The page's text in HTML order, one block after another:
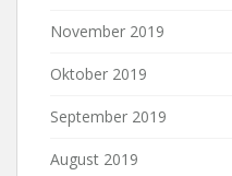
November 2019
Oktober 2019
September 2019
August 2019